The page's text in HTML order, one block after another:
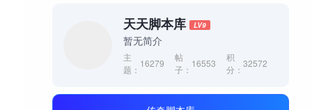
天天脚本库 LV9
暂无简介
主
题：
16279
帖
子：
16553
积
分：
32572